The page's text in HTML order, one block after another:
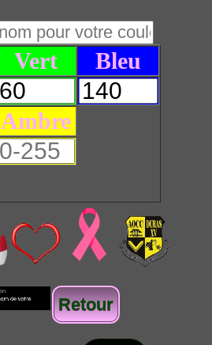
Vert Bleu
Ambre
Retour